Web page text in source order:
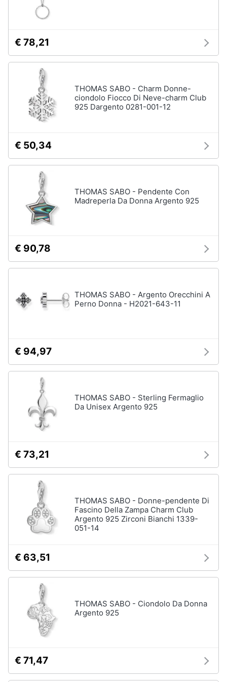
€ 78,21
THOMAS SABO - Charm Donne-
ciondolo Fiocco Di Neve-charm Club
925 Dargento 0281-001-12
€ 50,34
THOMAS SABO - Pendente Con
Madreperla Da Donna Argento 925
€ 90,78
THOMAS SABO - Argento Orecchini A
Perno Donna - H2021-643-11
€ 94,97
THOMAS SABO - Sterling Fermaglio
Da Unisex Argento 925
€ 73,21
THOMAS SABO - Donne-pendente Di
Fascino Della Zampa Charm Club
Argento 925 Zirconi Bianchi 1339-
051-14
€ 63,51
THOMAS SABO - Ciondolo Da Donna
Argento 925
€ 71,47